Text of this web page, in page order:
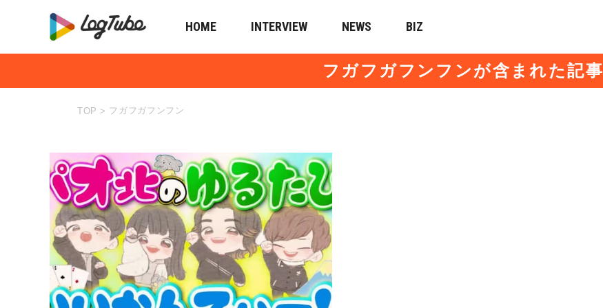
HOME INTERVIEW NEWS BIZ
フガフガフンフンが含まれた記事
TOP > フガフガフンフン